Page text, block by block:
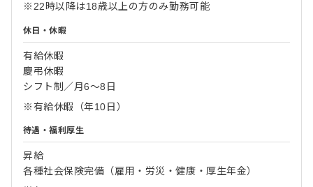
※22時以降は18歳以上の方のみ勤務可能
休日・休暇
有給休暇
慶弔休暇
シフト制／月6～8日
※有給休暇（年10日）
待遇・福利厚生
昇給
各種社会保険完備（雇用・労災・健康・厚生年金）